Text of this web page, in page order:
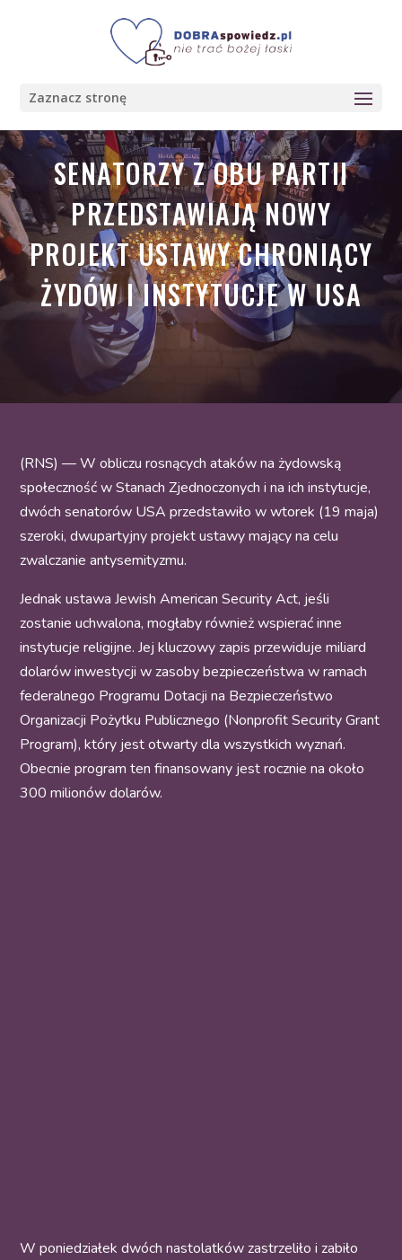
Zaznacz stronę
SENATORZY Z OBU PARTII
PRZEDSTAWIAJĄ NOWY
PROJEKT USTAWY CHRONIĄCY
ŻYDÓW I INSTYTUCJE W USA
(RNS) — W obliczu rosnących ataków na żydowską
społeczność w Stanach Zjednoczonych i na ich instytucje,
dwóch senatorów USA przedstawiło w wtorek (19 maja)
szeroki, dwupartyjny projekt ustawy mający na celu
zwalczanie antysemityzmu.
Jednak ustawa Jewish American Security Act, jeśli
zostanie uchwalona, mogłaby również wspierać inne
instytucje religijne. Jej kluczowy zapis przewiduje miliard
dolarów inwestycji w zasoby bezpieczeństwa w ramach
federalnego Programu Dotacji na Bezpieczeństwo
Organizacji Pożytku Publicznego (Nonprofit Security Grant
Program), który jest otwarty dla wszystkich wyznań.
Obecnie program ten finansowany jest rocznie na około
300 milionów dolarów.
W poniedziałek dwóch nastolatków zastrzeliło i zabiło